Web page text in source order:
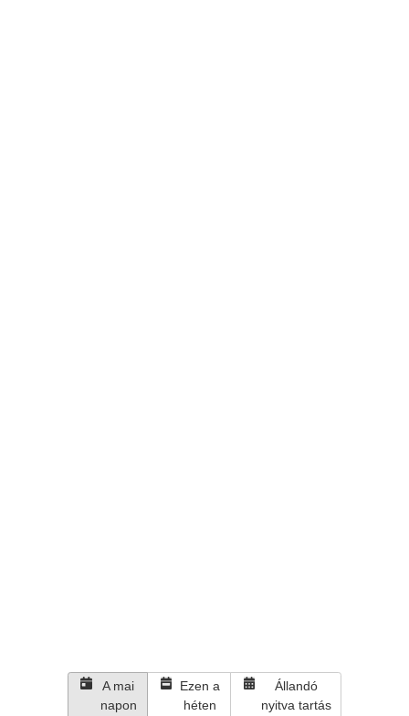
A mai
napon
Ezen a
héten
Állandó
nyitva tartás